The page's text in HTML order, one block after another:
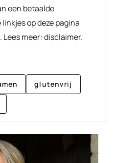
een betaalde
op deze pagina
meer: disclaimer.
glutenvrij